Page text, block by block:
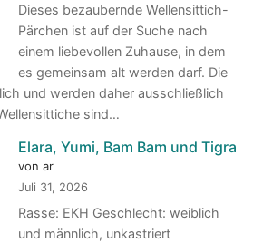
Dieses bezaubernde Wellensittich-
Pärchen ist auf der Suche nach
einem liebevollen Zuhause, in dem
es gemeinsam alt werden darf. Die
und werden daher ausschließlich
sind…
Elara, Yumi, Bam Bam und Tigra
von ar
Juli 31, 2026
Rasse: EKH Geschlecht: weiblich
und männlich, unkastriert